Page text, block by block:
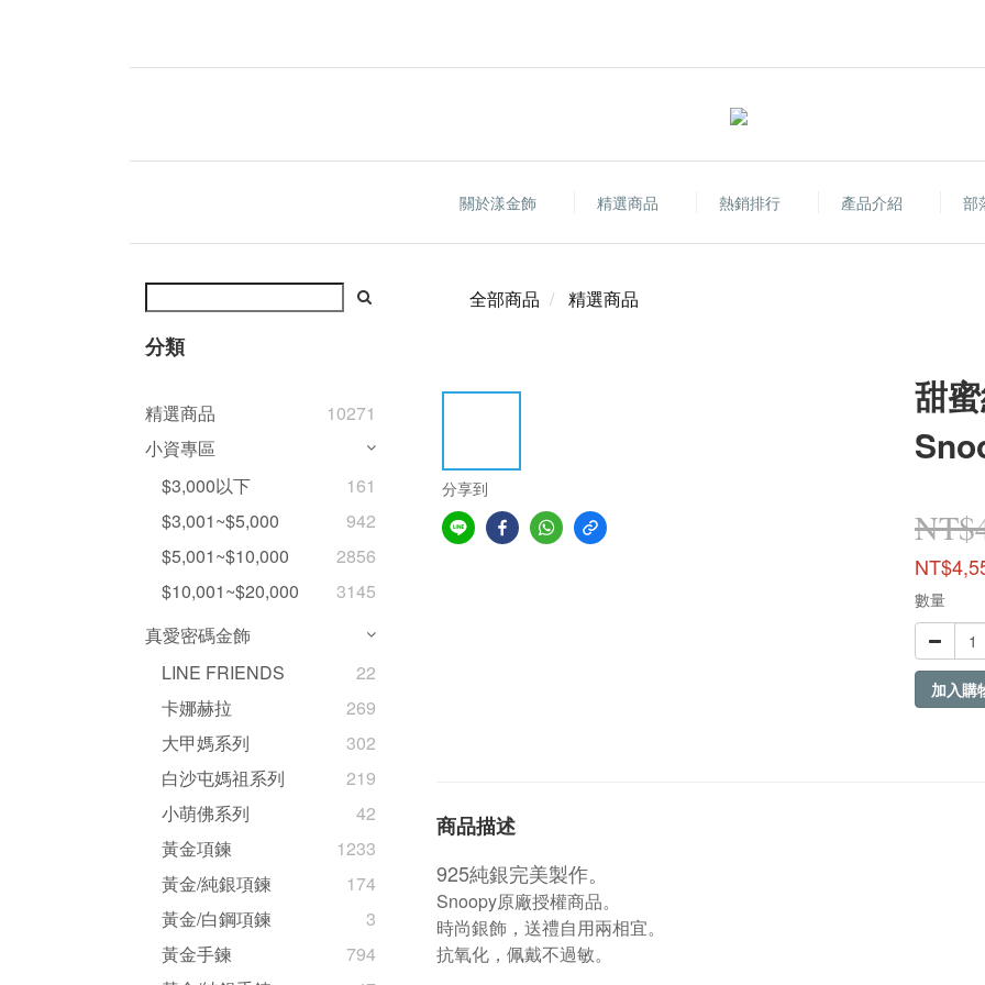
關於漾金飾 精選商品 熱銷排行 產品介紹 部
分類
精選商品
10271
小資專區
$3,000以下
161
$3,001~$5,000
942
$5,001~$10,000
2856
$10,001~$20,000
3145
真愛密碼金飾
LINE FRIENDS
22
卡娜赫拉
269
大甲媽系列
302
白沙屯媽祖系列
219
小萌佛系列
42
黃金項鍊
1233
黃金/純銀項鍊
174
黃金/白鋼項鍊
3
黃金手鍊
794
全部商品 精選商品
分享到
甜
數量
加入購
商品描述
925純銀完美製作。
Snoopy原廠授權商品。
時尚銀飾，送禮自用兩相宜。
抗氧化，佩戴不過敏。